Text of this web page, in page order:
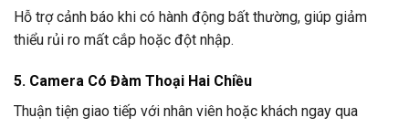
Hỗ trợ cảnh báo khi có hành động bất thường, giúp giảm
thiểu rủi ro mất cắp hoặc đột nhập.
5. Camera Có Đàm Thoại Hai Chiều
Thuận tiện giao tiếp với nhân viên hoặc khách ngay qua